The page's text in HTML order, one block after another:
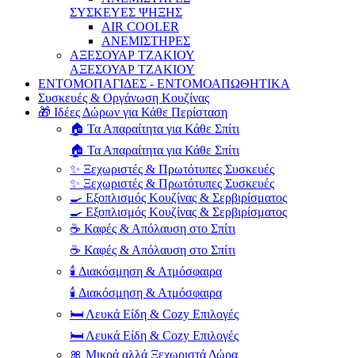
ΣΥΣΚΕΥΕΣ ΨΗΞΗΣ
AIR COOLER
ΑΝΕΜΙΣΤΗΡΕΣ
ΑΞΕΣΟΥΑΡ ΤΖΑΚΙΟΥ
ΑΞΕΣΟΥΑΡ ΤΖΑΚΙΟΥ
ΕΝΤΟΜΟΠΑΓΙΔΕΣ - ΕΝΤΟΜΟΑΠΩΘΗΤΙΚΑ
Συσκευές & Οργάνωση Κουζίνας
🎁 Ιδέες Δώρων για Κάθε Περίσταση
🏠 Τα Απαραίτητα για Κάθε Σπίτι
🏠 Τα Απαραίτητα για Κάθε Σπίτι
✨ Ξεχωριστές & Πρωτότυπες Συσκευές
✨ Ξεχωριστές & Πρωτότυπες Συσκευές
🍳 Εξοπλισμός Κουζίνας & Σερβιρίσματος
🍳 Εξοπλισμός Κουζίνας & Σερβιρίσματος
☕ Καφές & Απόλαυση στο Σπίτι
☕ Καφές & Απόλαυση στο Σπίτι
🕯️ Διακόσμηση & Ατμόσφαιρα
🕯️ Διακόσμηση & Ατμόσφαιρα
🛏️ Λευκά Είδη & Cozy Επιλογές
🛏️ Λευκά Είδη & Cozy Επιλογές
🎀 Μικρά αλλά Ξεχωριστά Δώρα